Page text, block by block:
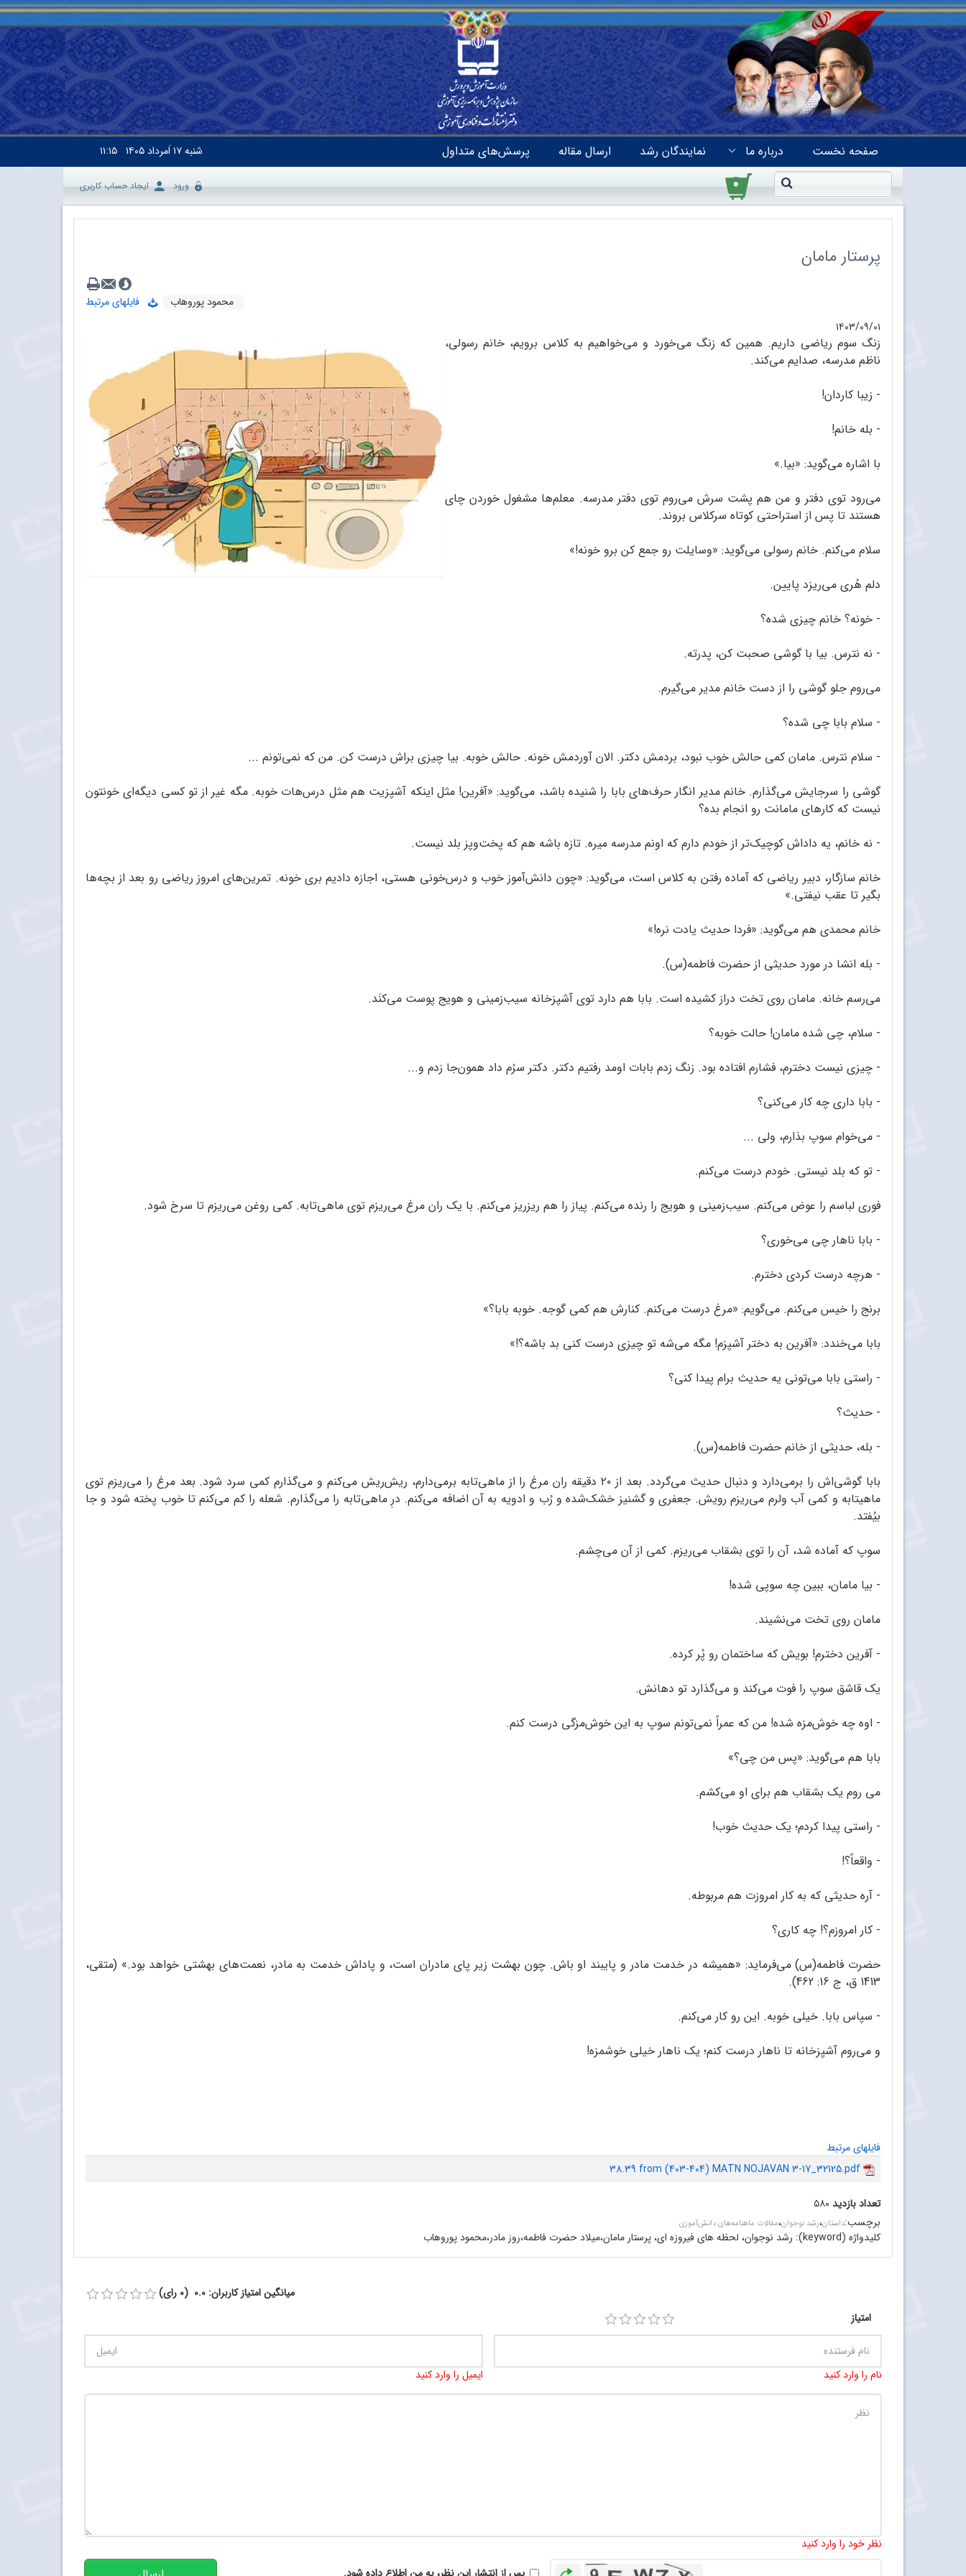
صفحه نخست درباره ما نمایندگان رشد ارسال مقاله پرسش‌های متداول شنبه۱۷ اَمرداد ۱۴۰۵ ۱۱:۱۵
۰ ورود ایجاد حساب کاربری
پرستار مامان
محمود پوروهاب
فایلهای مرتبط
۱۴۰۳/۰۹/۰۱
زنگ سوم ریاضی داریم. همین که زنگ می‌خورد و می‌خواهیم به کلاس برویم، خانم رسولی،
ناظم مدرسه، صدایم می‌کند.
- زیبا کاردان!
- بله خانم!
با اشاره می‌گوید: «بیا.»
می‌رود توی دفتر و من هم پشت سرش می‌روم توی دفتر مدرسه. معلم‌ها مشغول خوردن چای
هستند تا پس از استراحتی کوتاه سرکلاس بروند.
سلام می‌کنم. خانم رسولی می‌گوید: «وسایلت رو جمع کن برو خونه!»
دلم هُری می‌ریزد پایین.
- خونه؟ خانم چیزی شده؟
- نه نترس. بیا با گوشی صحبت کن، پدرته.
می‌روم جلو گوشی را از دست خانم مدیر می‌گیرم.
- سلام بابا چی شده؟
- سلام نترس. مامان کمی حالش خوب نبود، بردمش دکتر. الان آوردمش خونه. حالش خوبه. بیا چیزی براش درست کن. من که نمی‌تونم ...
گوشی را سرجایش می‌گذارم. خانم مدیر انگار حرف‌های بابا را شنیده باشد، می‌گوید: «آفرین! مثل اینکه آشپزیت هم مثل درس‌هات خوبه. مگه غیر از تو کسی دیگه‌ای خونتون
نیست که کارهای مامانت رو انجام بده؟
- نه خانم، یه داداش کوچیک‌تر از خودم دارم که اونم مدرسه میره. تازه باشه هم که پخت‌وپز بلد نیست.
خانم سازگار، دبیر ریاضی که آماده رفتن به کلاس است، می‌گوید: «چون دانش‌آموز خوب و درس‌خونی هستی، اجازه دادیم بری خونه. تمرین‌های امروز ریاضی رو بعد از بچه‌ها
بگیر تا عقب نیفتی.»
خانم محمدی هم می‌گوید: «فردا حدیث یادت نره!»
- بله انشا در مورد حدیثی از حضرت فاطمه(س).
می‌رسم خانه. مامان روی تخت دراز کشیده است. بابا هم دارد توی آشپزخانه سیب‌زمینی و هویج پوست می‌کنَد.
- سلام، چی شده مامان! حالت خوبه؟
- چیزی نیست دخترم، فشارم افتاده بود. زنگ زدم بابات اومد رفتیم دکتر. دکتر سرُم داد همون‌جا زدم و...
- بابا داری چه کار می‌کنی؟
- می‌خوام سوپ بذارم، ولی ...
- تو که بلد نیستی. خودم درست می‌کنم.
فوری لباسم را عوض می‌کنم. سیب‌زمینی و هویج را رنده می‌کنم. پیاز را هم ریزریز می‌کنم. با یک ران مرغ می‌ریزم توی ماهی‌تابه. کمی روغن می‌ریزم تا سرخ شود.
- بابا ناهار چی می‌خوری؟
- هرچه درست کردی دخترم.
برنج را خیس می‌کنم. می‌گویم: «مرغ درست می‌کنم. کنارش هم کمی گوجه. خوبه بابا؟»
بابا می‌خندد: «آفرین به دختر آشپزم! مگه می‌شه تو چیزی درست کنی بد باشه؟!»
- راستی بابا می‌تونی یه حدیث برام پیدا کنی؟
- حدیث؟
- بله، حدیثی از خانم حضرت فاطمه(س).
بابا گوشی‌اش را برمی‌دارد و دنبال حدیث می‌گردد. بعد از ۲۰ دقیقه ران مرغ را از ماهی‌تابه برمی‌دارم، ریش‌ریش می‌کنم و می‌گذارم کمی سرد شود. بعد مرغ را می‌ریزم توی
ماهیتابه و کمی آب ولرم می‌ریزم رویش. جعفری و گشنیز خشک‌شده و رُب و ادویه به آن اضافه می‌کنم. درِ ماهی‌تابه را می‌گذارم. شعله را کم می‌کنم تا خوب پخته شود و جا
بیُفتد.
سوپ که آماده شد، آن را توی بشقاب می‌ریزم. کمی از آن می‌چشم.
- بیا مامان، ببین چه سوپی شده!
مامان روی تخت می‌نشیند.
- آفرین دخترم! بویش که ساختمان رو پُر کرده.
یک قاشق سوپ را فوت می‌کند و می‌گذارد تو دهانش.
- اوه چه خوش‌مزه شده! من که عمراً نمی‌تونم سوپ به این خوش‌مزگی درست کنم.
بابا هم می‌گوید: «پس من چی؟»
می روم یک بشقاب هم برای او می‌کشم.
- راستی پیدا کردم؛ یک حدیث خوب!
- واقعاً؟!
- آره حدیثی که به کار امروزت هم مربوطه.
- کار امروزم؟! چه کاری؟
حضرت فاطمه(س) می‌فرماید: «همیشه در خدمت مادر و پایبند او باش. چون بهشت زیر پای مادران است، و پاداش خدمت به مادر، نعمت‌های بهشتی خواهد بود.» (متقی،
1413 ق، ج 16: 462).
- سپاس بابا. خیلی خوبه. این رو کار می‌کنم.
و می‌روم آشپزخانه تا ناهار درست کنم؛ یک ناهار خیلی خوشمزه!
فایلهای مرتبط
38.39 from (403-404) MATN NOJAVAN 3-17_32125.pdf
تعداد بازدید ۵۸۰
برچسب:داستان،رشد نوجوان،مقالات ماهنامه‌های دانش‌آموزی
کلیدواژه (keyword): رشد نوجوان، لحظه های فیروزه ای، پرستار مامان،میلاد حضرت فاطمه،روز مادر،محمود پوروهاب
میانگین امتیاز کاربران: 0.0 (0 رای)
امتیاز
نام را وارد کنید ایمیل را وارد کنید
نظر خود را وارد کنید